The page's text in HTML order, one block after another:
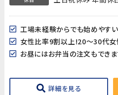
工場未経験からでも始めやす
お昼にはお弁当の注文もでき
詳細を見る